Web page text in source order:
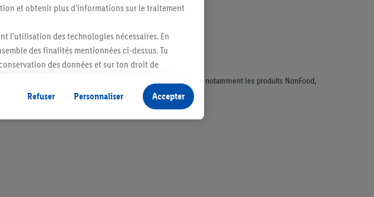
sans décoration. Les produits faisant l'objet de la publicité, notamment les produits NonFood,
et obtenir plus d'informations sur le traitement
l'utilisation des technologies nécessaires. En
des finalités mentionnées ci-dessus. Tu
des données et sur ton droit de
Refuser Personnaliser Accepter